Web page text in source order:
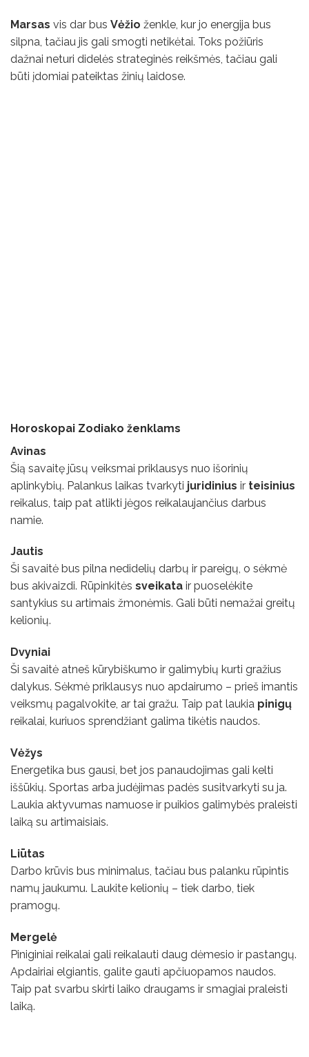
Marsas vis dar bus Vėžio ženkle, kur jo energija bus
silpna, tačiau jis gali smogti netikėtai. Toks požiūris
dažnai neturi didelės strateginės reikšmės, tačiau gali
būti įdomiai pateiktas žinių laidose.
Horoskopai Zodiako ženklams
Avinas
Šią savaitę jūsų veiksmai priklausys nuo išorinių
aplinkybių. Palankus laikas tvarkyti juridinius ir teisinius
reikalus, taip pat atlikti jėgos reikalaujančius darbus
namie.
Jautis
Ši savaitė bus pilna nedidelių darbų ir pareigų, o sėkmė
bus akivaizdi. Rūpinkitės sveikata ir puoselėkite
santykius su artimais žmonėmis. Gali būti nemažai greitų
kelionių.
Dvyniai
Ši savaitė atneš kūrybiškumo ir galimybių kurti gražius
dalykus. Sėkmė priklausys nuo apdairumo – prieš imantis
veiksmų pagalvokite, ar tai gražu. Taip pat laukia pinigų
reikalai, kuriuos sprendžiant galima tikėtis naudos.
Vėžys
Energetika bus gausi, bet jos panaudojimas gali kelti
iššūkių. Sportas arba judėjimas padės susitvarkyti su ja.
Laukia aktyvumas namuose ir puikios galimybės praleisti
laiką su artimaisiais.
Liūtas
Darbo krūvis bus minimalus, tačiau bus palanku rūpintis
namų jaukumu. Laukite kelionių – tiek darbo, tiek
pramogų.
Mergelė
Piniginiai reikalai gali reikalauti daug dėmesio ir pastangų.
Apdairiai elgiantis, galite gauti apčiuopamos naudos.
Taip pat svarbu skirti laiko draugams ir smagiai praleisti
laiką.